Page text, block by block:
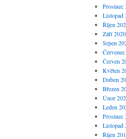
Prosinec
Listopad
Říjen
Září 2020
Srpen
Červen
Květen
Duben
Březen
Únor
Leden
Prosinec
Listopad
Říjen